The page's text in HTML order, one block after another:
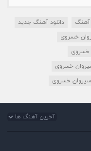
آهنگ
دانلود آهنگ جدید
خسروی
خسروی
خسروی
خسروی